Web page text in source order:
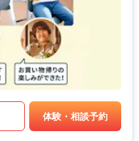
体験・相談予約